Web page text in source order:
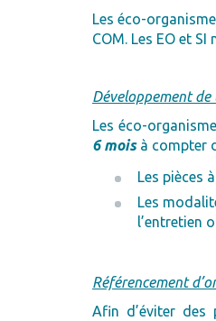
Les éco-
COM. Les EO et
Développement
Les éco-
6 moisà compter
Les pièces
Les
l’entretien
Référencement
Afin d’éviter des